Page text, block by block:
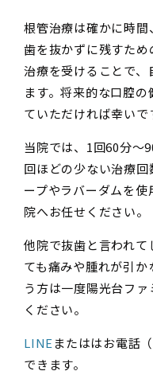
根管治療は確かに時
歯を抜かずに残すた
治療を受けることで、
ます。将来的な口腔
ていただければ幸いで
当院では、1回60分〜
回ほどの少ない治療
ープやラバーダムを
院へお任せください。
他院で抜歯と言われて
ても痛みや腫れが引
う方は一度陽光台フ
ください。
LINEまたははお電話（
できます。